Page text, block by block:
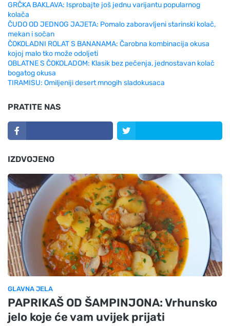
GRČKA BAKLAVA: Isprobajte još jednu varijantu popularnog
kolača
ČUDO OD JEDNOG JAJETA: Pomalo zaboravljeni starinski kolač,
mekan i sočan
ČOKOLADNI ROLAT S BANANAMA: Čarobna kombinacija okusa
kojoj malo tko može odoljeti
OBLATNE S ČOKOLADOM: Klasik bez pečenja, jednostavan kolač
bogatog okusa
TIRAMISU: Omiljeniji desert mnogih sladokusaca
PRATITE NAS
IZDVOJENO
GLAVNA JELA
PAPRIKAŠ OD ŠAMPINJONA: Vrhunsko
jelo koje će vam uvijek prijati